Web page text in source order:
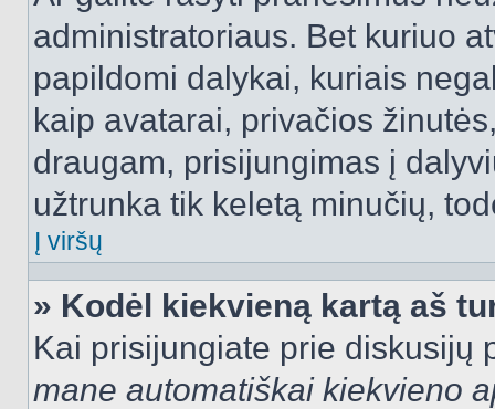
administratoriaus. Bet kuriuo
papildomi dalykai, kuriais
kaip avatarai, privačios
draugam, prisijungimas į
užtrunka tik keletą minučių,
Į viršų
» Kodėl kiekvieną kartą aš
Kai prisijungiate prie diskusijų
mane automatiškai kiekvieno